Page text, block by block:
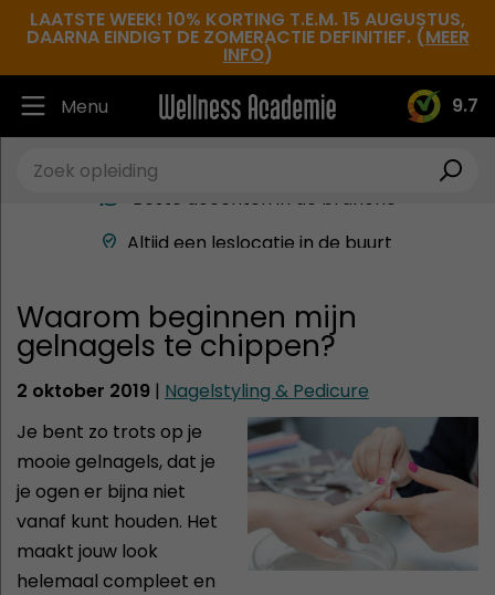
LAATSTE WEEK! 10% KORTING T.E.M. 15 AUGUSTUS,
DAARNA EINDIGT DE ZOMERACTIE DEFINITIEF. (MEER
INFO)
9.7
Menu
Ruim 30.000 tevreden studenten
Beste docenten in de branche
Waarom beginnen mijn
gelnagels te chippen?
2 oktober 2019 | Nagelstyling & Pedicure
Je bent zo trots op je
mooie gelnagels, dat je
je ogen er bijna niet
vanaf kunt houden. Het
maakt jouw look
helemaal compleet en